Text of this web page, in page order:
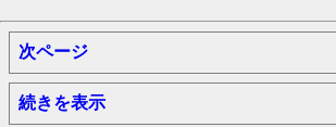
次ページ
続きを表示